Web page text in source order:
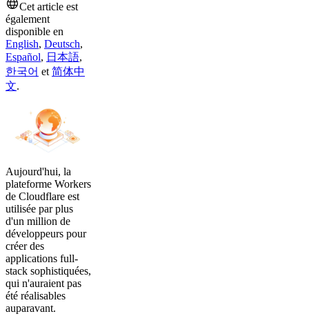
Cet article est
également
disponible en
English, Deutsch,
Español, 日本語,
한국어 et 简体中
文.
Aujourd'hui, la
plateforme Workers
de Cloudflare est
utilisée par plus
d'un million de
développeurs pour
créer des
applications full-
stack sophistiquées,
qui n'auraient pas
été réalisables
auparavant.